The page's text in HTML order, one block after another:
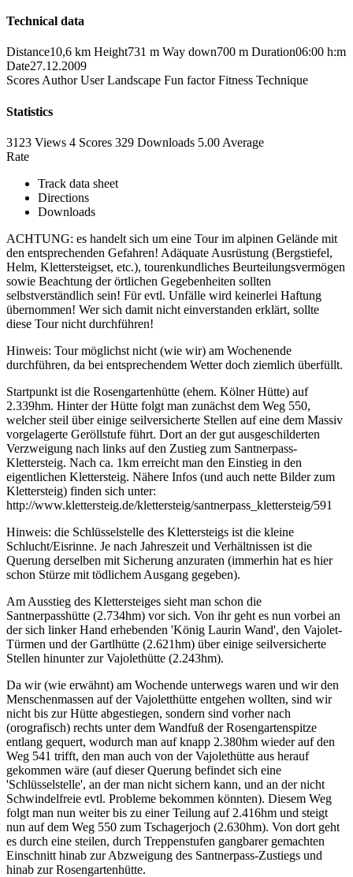
Technical data
Distance10,6 km Height731 m Way down700 m Duration06:00 h:m
Date27.12.2009
Scores Author User Landscape Fun factor Fitness Technique
Statistics
3123 Views 4 Scores 329 Downloads 5.00 Average
Rate
Track data sheet
Directions
Downloads
ACHTUNG: es handelt sich um eine Tour im alpinen Gelände mit
den entsprechenden Gefahren! Adäquate Ausrüstung (Bergstiefel,
Helm, Klettersteigset, etc.), tourenkundliches Beurteilungsvermögen
sowie Beachtung der örtlichen Gegebenheiten sollten
selbstverständlich sein! Für evtl. Unfälle wird keinerlei Haftung
übernommen! Wer sich damit nicht einverstanden erklärt, sollte
diese Tour nicht durchführen!
Hinweis: Tour möglichst nicht (wie wir) am Wochenende
durchführen, da bei entsprechendem Wetter doch ziemlich überfüllt.
Startpunkt ist die Rosengartenhütte (ehem. Kölner Hütte) auf
2.339hm. Hinter der Hütte folgt man zunächst dem Weg 550,
welcher steil über einige seilversicherte Stellen auf eine dem Massiv
vorgelagerte Geröllstufe führt. Dort an der gut ausgeschilderten
Verzweigung nach links auf den Zustieg zum Santnerpass-
Klettersteig. Nach ca. 1km erreicht man den Einstieg in den
eigentlichen Klettersteig. Nähere Infos (und auch nette Bilder zum
Klettersteig) finden sich unter:
http://www.klettersteig.de/klettersteig/santnerpass_klettersteig/591
Hinweis: die Schlüsselstelle des Klettersteigs ist die kleine
Schlucht/Eisrinne. Je nach Jahreszeit und Verhältnissen ist die
Querung derselben mit Sicherung anzuraten (immerhin hat es hier
schon Stürze mit tödlichem Ausgang gegeben).
Am Ausstieg des Klettersteiges sieht man schon die
Santnerpasshütte (2.734hm) vor sich. Von ihr geht es nun vorbei an
der sich linker Hand erhebenden 'König Laurin Wand', den Vajolet-
Türmen und der Gartlhütte (2.621hm) über einige seilversicherte
Stellen hinunter zur Vajolethütte (2.243hm).
Da wir (wie erwähnt) am Wochende unterwegs waren und wir den
Menschenmassen auf der Vajoletthütte entgehen wollten, sind wir
nicht bis zur Hütte abgestiegen, sondern sind vorher nach
(orografisch) rechts unter dem Wandfuß der Rosengartenspitze
entlang gequert, wodurch man auf knapp 2.380hm wieder auf den
Weg 541 trifft, den man auch von der Vajolethütte aus herauf
gekommen wäre (auf dieser Querung befindet sich eine
'Schlüsselstelle', an der man nicht sichern kann, und an der nicht
Schwindelfreie evtl. Probleme bekommen könnten). Diesem Weg
folgt man nun weiter bis zu einer Teilung auf 2.416hm und steigt
nun auf dem Weg 550 zum Tschagerjoch (2.630hm). Von dort geht
es durch eine steilen, durch Treppenstufen gangbarer gemachten
Einschnitt hinab zur Abzweigung des Santnerpass-Zustiegs und
hinab zur Rosengartenhütte.